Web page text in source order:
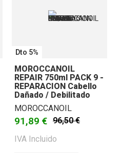
Dto 5%
MOROCCANOIL
REPAIR 750ml PACK 9 -
REPARACION Cabello
Dañado / Debilitado
MOROCCANOIL
91,89 € 96,50 €
IVA Incluido